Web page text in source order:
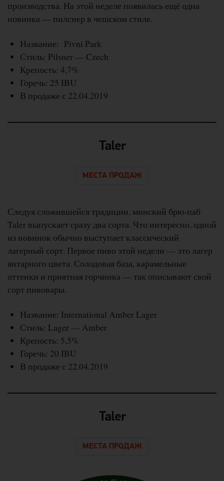
производства. На этой неделе появилась ещё одна
новинка — пилснер в чешском стиле.
Название: Pivni Park
Стиль: Pilsner — Czech
Крепость: 4,7%
Горечь: 25 IBU
В продаже с 22.04.2019
Taler
МЕСТА ПРОДАЖ
Следуя сложившейся традиции, минский брю-паб
Taler выпускает сразу два сорта. Что интересно, одной
из новинок обычно выступает классический
лагерный сорт. Первое пиво этой недели — это лагер
янтарного цвета. Солодовая база, карамельные
оттенки и приятная горчинка — так описывают свой
сорт пивовары.
Название: International Amber Lager
Стиль: Lager — Amber
Крепость: 5,5%
Горечь: 20 IBU
В продаже с 22.04.2019
Taler
МЕСТА ПРОДАЖ